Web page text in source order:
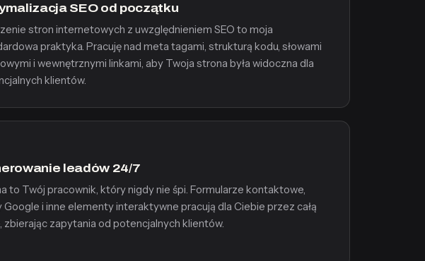
SEO od początku
stron internetowych z uwzględnieniem SEO to moja
praktyka. Pracuję nad meta tagami, strukturą kodu, słowami
i wewnętrznymi linkami, aby Twoja strona była widoczna dla
klientów.
leadów 24/7
to Twój pracownik, który nigdy nie śpi. Formularze kontaktowe,
Google i inne elementy interaktywne pracują dla Ciebie przez całą
zbierając zapytania od potencjalnych klientów.